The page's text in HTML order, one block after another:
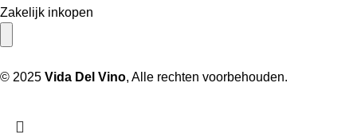
Zakelijk inkopen
© 2025 Vida Del Vino, Alle rechten voorbehouden.